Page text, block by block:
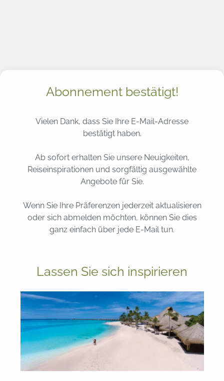
Abonnement bestätigt!
Vielen Dank, dass Sie Ihre E-Mail-Adresse
bestätigt haben.
Ab sofort erhalten Sie unsere Neuigkeiten,
Reiseinspirationen und sorgfältig ausgewählte
Angebote für Sie.
Wenn Sie Ihre Präferenzen jederzeit aktualisieren
oder sich abmelden möchten, können Sie dies
ganz einfach über jede E-Mail tun.
Lassen Sie sich inspirieren